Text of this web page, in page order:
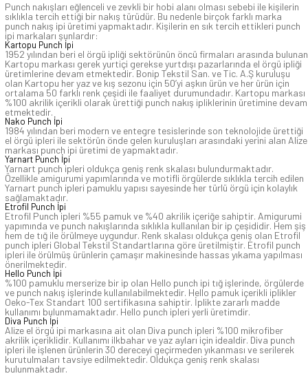
Punch nakışları eğlenceli ve zevkli bir hobi alanı olması sebebi ile kişilerin
sıklıkla tercih ettiği bir nakış türüdür. Bu nedenle birçok farklı marka
punch nakış ipi üretimi yapmaktadır. Kişilerin en sık tercih ettikleri punch
ipi markaları şunlardır:
Kartopu Punch İpi
1952 yılından beri el örgü ipliği sektörünün öncü firmaları arasında bulunan
Kartopu markası gerek yurtiçi gerekse yurtdışı pazarlarında el örgü ipliği
üretimlerine devam etmektedir. Bonip Tekstil San. ve Tic. A.Ş kuruluşu
olan Kartopu her yaz ve kış sezonu için 50’yi aşkın ürün ve her ürün için
ortalama 50 farklı renk çeşidi ile faaliyet durumundadır. Kartopu markası
%100 akrilik içerikli olarak ürettiği punch nakış ipliklerinin üretimine devam
etmektedir.
Nako Punch İpi
1984 yılından beri modern ve entegre tesislerinde son teknolojide ürettiği
el örgü ipleri ile sektörün önde gelen kuruluşları arasındaki yerini alan Alize
markası punch ipi üretimi de yapmaktadır.
Yarnart Punch İpi
Yarnart punch ipleri oldukça geniş renk skalası bulundurmaktadır.
Özellikle amigurumi yapımlarında ve motifli örgülerde sıklıkla tercih edilen
Yarnart punch ipleri pamuklu yapısı sayesinde her türlü örgü için kolaylık
sağlamaktadır.
Etrofil Punch İpi
Etrofil Punch ipleri %55 pamuk ve %40 akrilik içeriğe sahiptir. Amigurumi
yapımında ve punch nakışlarında sıklıkla kullanılan bir ip çeşididir. Hem şiş
hem de tığ ile örülmeye uygundur. Renk skalası oldukça geniş olan Etrofil
punch ipleri Global Tekstil Standartlarına göre üretilmiştir. Etrofil punch
ipleri ile örülmüş ürünlerin çamaşır makinesinde hassas yıkama yapılması
önerilmektedir.
Hello Punch İpi
%100 pamuklu merserize bir ip olan Hello punch ipi tığ işlerinde, örgülerde
ve punch nakış işlerinde kullanılabilmektedir. Hello pamuk içerikli iplikler
Oeko-Tex Standart 100 sertifikasına sahiptir. İplikte zararlı madde
kullanımı bulunmamaktadır. Hello punch ipleri yerli üretimdir.
Diva Punch İpi
Alize el örgü ipi markasına ait olan Diva punch ipleri %100 mikrofiber
akrilik içeriklidir. Kullanımı ilkbahar ve yaz ayları için idealdir. Diva punch
ipleri ile işlenen ürünlerin 30 dereceyi geçirmeden yıkanması ve serilerek
kurutulmaları tavsiye edilmektedir. Oldukça geniş renk skalası
bulunmaktadır.